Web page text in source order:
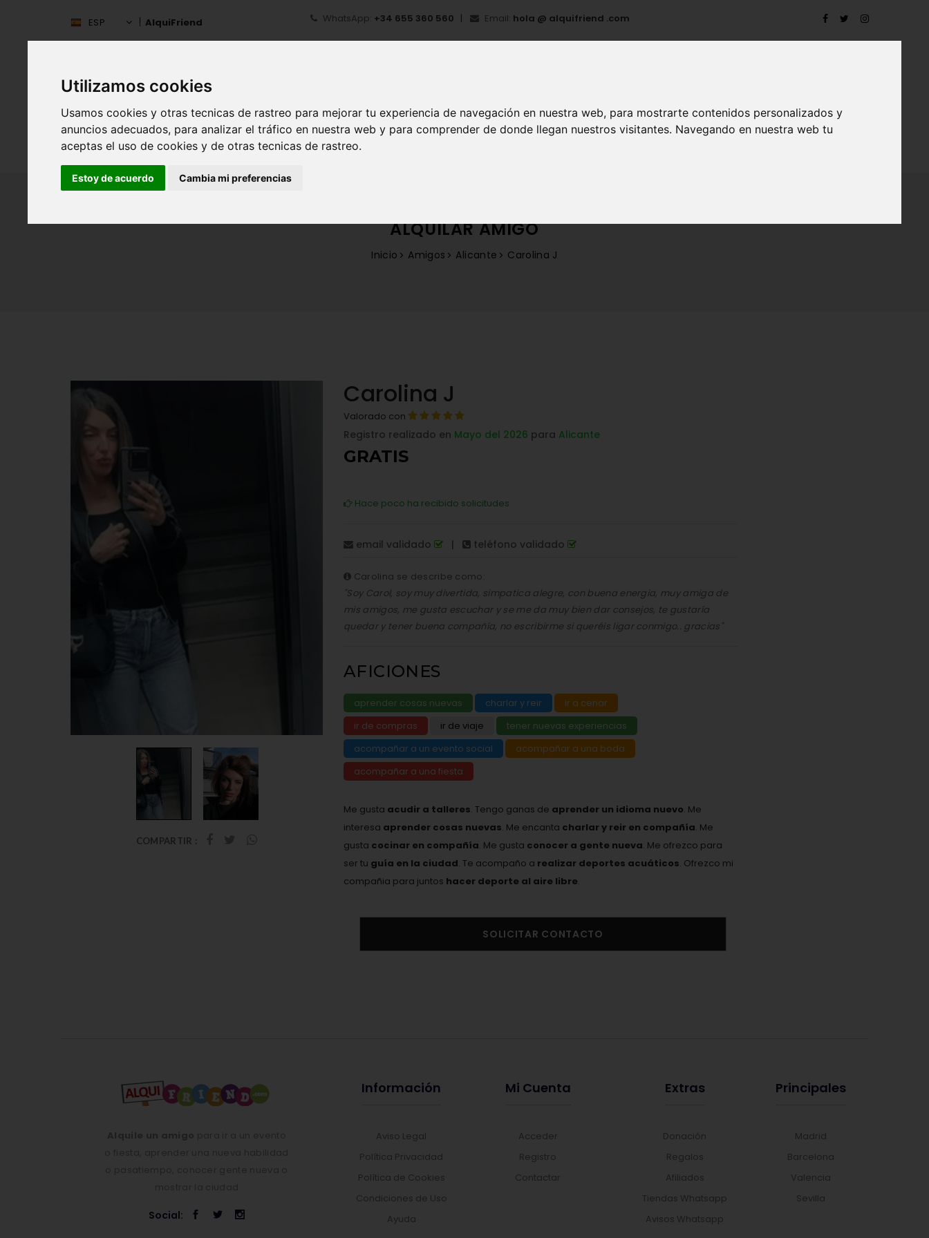
Utilizamos cookies
Usamos cookies y otras tecnicas de rastreo para mejorar tu experiencia de navegación en nuestra web, para mostrarte contenidos personalizados y
anuncios adecuados, para analizar el tráfico en nuestra web y para comprender de donde llegan nuestros visitantes. Navegando en nuestra web tu
aceptas el uso de cookies y de otras tecnicas de rastreo.
Estoy de acuerdo Cambia mi preferencias
ESP AlquiFriend WhatsApp: +34 655 360 560 Email: hola @ alquifriend .com
ESPAÑA INICIO ¿QUÉ ES ALQUIFRIEND?
ALQUILAR AMIGO
Inicio Amigos Alicante Carolina J
COMPARTIR :
Carolina J
Valorado con
Registro realizado en Mayo del 2026 para Alicante
GRATIS
Hace poco ha recibido solicitudes
email validado | teléfono validado
Carolina se describe como:
"Soy Carol, soy muy divertida, simpatica alegre, con buena energia, muy amiga de
mis amigos, me gusta escuchar y se me da muy bien dar consejos, te gustaría
quedar y tener buena compañía, no escribirme si queréis ligar conmigo.. gracias"
AFICIONES
aprender cosas nuevas charlar y reir
ir a cenar
ir de compras
ir de viaje
tener nuevas experiencias
acompañar a un evento social
acompañar a una boda
acompañar a una fiesta
Me gusta acudir a talleres. Tengo ganas de aprender un idioma nuevo. Me
interesa aprender cosas nuevas. Me encanta charlar y reir en compañía. Me
gusta cocinar en compañía. Me gusta conocer a gente nueva. Me ofrezco para
ser tu guía en la ciudad. Te acompaño a realizar deportes acuáticos. Ofrezco mi
compañia para juntos hacer deporte al aire libre.
SOLICITAR CONTACTO
Social:
Información
Aviso Legal
Política Privacidad
Política de Cookies
Condiciones de Uso
Ayuda
Mi Cuenta
Acceder
Registro
Contactar
Extras
Donación
Regalos
Afiliados
Tiendas Whatsapp
Avisos Whatsapp
Principales
Madrid
Barcelona
Valencia
Sevilla